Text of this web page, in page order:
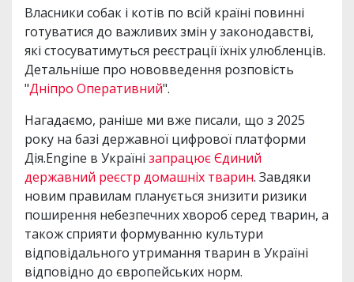
Власники собак і котів по всій країні повинні
готуватися до важливих змін у законодавстві,
які стосуватимуться реєстрації їхніх улюбленців.
Детальніше про нововведення розповість
"Дніпро Оперативний".
Нагадаємо, раніше ми вже писали, що з 2025
року на базі державної цифрової платформи
Дія.Engine в Україні запрацює Єдиний
державний реєстр домашніх тварин. Завдяки
новим правилам планується знизити ризики
поширення небезпечних хвороб серед тварин, а
також сприяти формуванню культури
відповідального утримання тварин в Україні
відповідно до європейських норм.